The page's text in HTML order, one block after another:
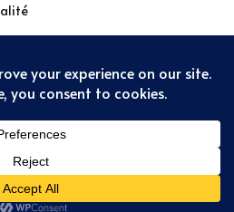
2022
confidentialité
Sorbet Kiwi – 2022